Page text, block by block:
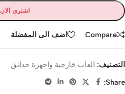
اشتري الان
Compare اضف الى المفضلة
التصنيف: العاب خارجية واجهزة حدائق
Share: